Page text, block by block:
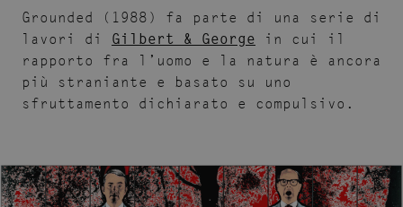
Grounded (1988) fa parte di una serie di
lavori di Gilbert & George in cui il
rapporto fra l’uomo e la natura è ancora
più straniante e basato su uno
sfruttamento dichiarato e compulsivo.